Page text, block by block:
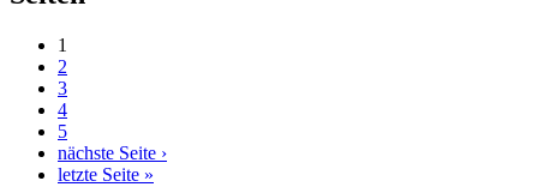
1
2
3
4
5
nächste Seite ›
letzte Seite »